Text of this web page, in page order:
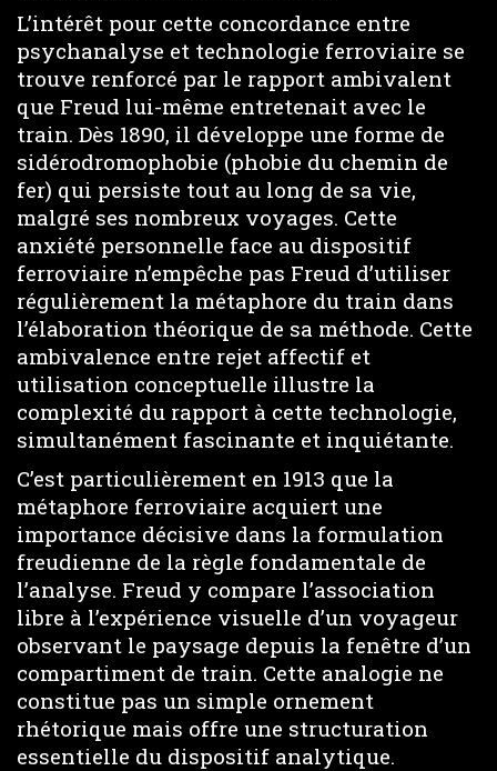
L’intérêt pour cette concordance entre
psychanalyse et technologie ferroviaire se
trouve renforcé par le rapport ambivalent
que Freud lui-même entretenait avec le
train. Dès 1890, il développe une forme de
sidérodromophobie (phobie du chemin de
fer) qui persiste tout au long de sa vie,
malgré ses nombreux voyages. Cette
anxiété personnelle face au dispositif
ferroviaire n’empêche pas Freud d’utiliser
régulièrement la métaphore du train dans
l’élaboration théorique de sa méthode. Cette
ambivalence entre rejet affectif et
utilisation conceptuelle illustre la
complexité du rapport à cette technologie,
simultanément fascinante et inquiétante.
C’est particulièrement en 1913 que la
métaphore ferroviaire acquiert une
importance décisive dans la formulation
freudienne de la règle fondamentale de
l’analyse. Freud y compare l’association
libre à l’expérience visuelle d’un voyageur
observant le paysage depuis la fenêtre d’un
compartiment de train. Cette analogie ne
constitue pas un simple ornement
rhétorique mais offre une structuration
essentielle du dispositif analytique.